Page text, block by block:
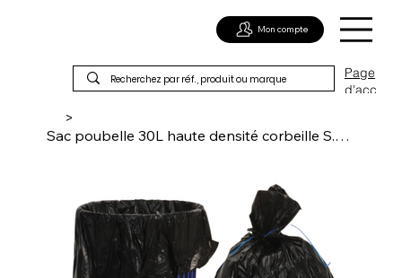
Page
d'acc
Mon compte
>
Sac poubelle 30L haute densité corbeille S.E noir 500x520mm 11µ x500